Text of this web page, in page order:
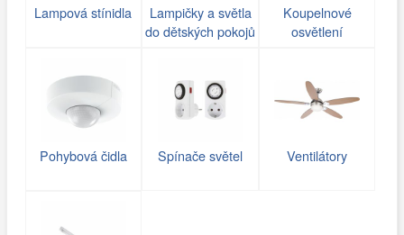
Lampová stínidla
Lampičky a světla
do dětských pokojů
Koupelnové
osvětlení
Pohybová čidla Spínače světel Ventilátory